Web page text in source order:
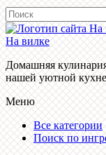
На вилке
Домашняя
нашей уютной
Меню
Все категории
Поиск по